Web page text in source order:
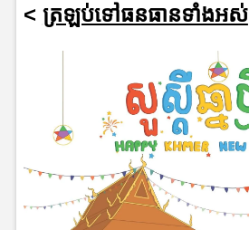
< ត្រឡប់ទៅធនធានទាំងអស់